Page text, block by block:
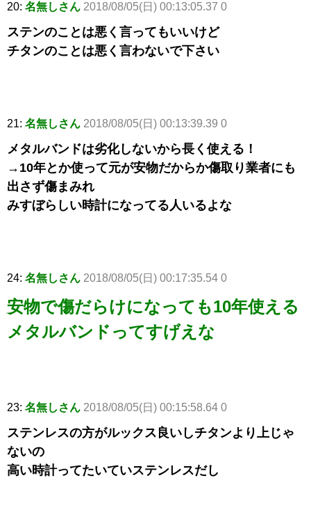
20: 名無しさん 2018/08/05(日) 00:13:05.37 0
ステンのことは悪く言ってもいいけど
チタンのことは悪く言わないで下さい
21: 名無しさん 2018/08/05(日) 00:13:39.39 0
メタルバンドは劣化しないから長く使える！
→10年とか使って元が安物だからか傷取り業者にも
出さず傷まみれ
みすぼらしい時計になってる人いるよな
24: 名無しさん 2018/08/05(日) 00:17:35.54 0
安物で傷だらけになっても10年使える
メタルバンドってすげえな
23: 名無しさん 2018/08/05(日) 00:15:58.64 0
ステンレスの方がルックス良いしチタンより上じゃ
ないの
高い時計ってたいていステンレスだし